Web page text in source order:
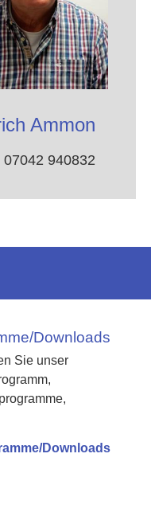
Ammon
07042 940832
Downloads
Sie unser
Downloads